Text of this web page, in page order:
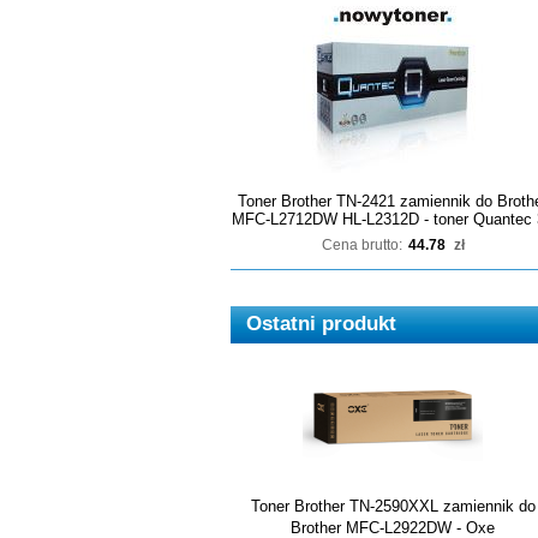
Toner Brother TN-2421 zamiennik do
MFC-L2712DW HL-L2312D - toner Quantec
Cena brutto: 44.78 zł
Ostatni produkt
Toner Brother TN-2590XXL zamiennik do
Brother MFC-L2922DW - Oxe